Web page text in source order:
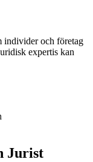
individer och företag
expertis kan
Jurist